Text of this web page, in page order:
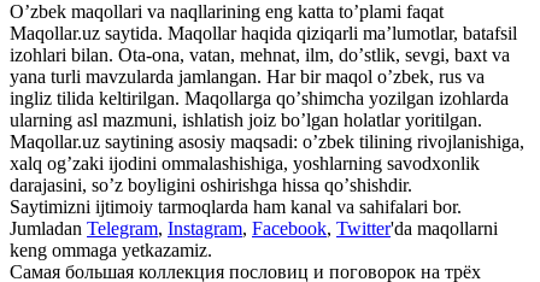
Oʼzbek maqollari va naqllarining eng katta toʼplami faqat
Maqollar.uz saytida. Maqollar haqida qiziqarli maʼlumotlar, batafsil
izohlari bilan. Ota-ona, vatan, mehnat, ilm, doʼstlik, sevgi, baxt va
yana turli mavzularda jamlangan. Har bir maqol oʼzbek, rus va
ingliz tilida keltirilgan. Maqollarga qoʼshimcha yozilgan izohlarda
ularning asl mazmuni, ishlatish joiz boʼlgan holatlar yoritilgan.
Maqollar.uz saytining asosiy maqsadi: oʼzbek tilining rivojlanishiga,
xalq ogʼzaki ijodini ommalashishiga, yoshlarning savodxonlik
darajasini, soʼz boyligini oshirishga hissa qoʼshishdir.
Saytimizni ijtimoiy tarmoqlarda ham kanal va sahifalari bor.
Jumladan Telegram, Instagram, Facebook, Twitter'da maqollarni
keng ommaga yetkazamiz.
Самая большая коллекция пословиц и поговорок на трёх